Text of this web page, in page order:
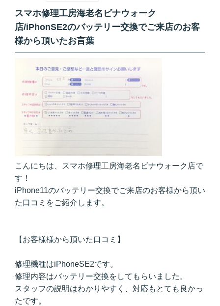
スマホ修理工房海老名ビナウォーク
店/iPhonSE2のバッテリー交換でご来店のお客
様から頂いたお言葉
こんにちは、スマホ修理工房海老名ビナウォーク店で
す！
iPhone11のバッテリー交換でご来店のお客様から頂い
た口コミをご紹介します。
【お客様様から頂いた口コミ】
修理機種はiPhoneSE2です。
修理内容はバッテリー交換をしてもらいました。
スタッフの説明はわかりやすく、対応もとても良かっ
たです。